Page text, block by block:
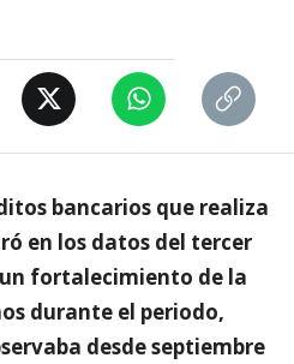
bancarios que realiza
en los datos del tercer
fortalecimiento de la
durante el periodo,
desde septiembre